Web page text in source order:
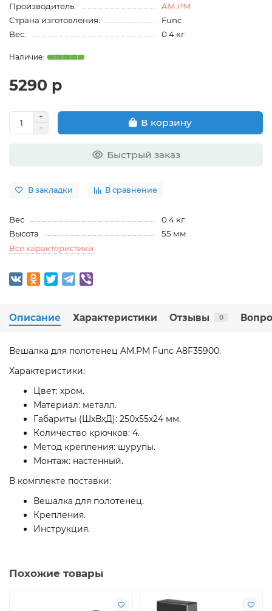
Производитель:
AM.PM
Страна изготовления:
Func
Вес:
0.4 кг
5290 р
В корзину
Быстрый заказ
В закладки В сравнение
Вес
0.4 кг
Высота
55 мм
Все характеристики
Описание Характеристики Отзывы 0
Вешалка для полотенец AM.PM Func A8F35900.
Характеристики:
Цвет: хром.
Материал: металл.
Габариты (ШхВхД): 250x55x24 мм.
Количество крючков: 4.
Метод крепления: шурупы.
Монтаж: настенный.
В комплекте поставки:
Вешалка для полотенец.
Крепления.
Инструкция.
Похожие товары